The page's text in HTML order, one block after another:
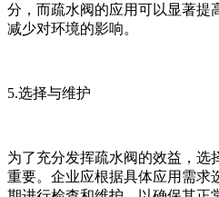
分，而疏水阀的应用可以显著提
减少对环境的影响。
5.选择与维护
为了充分发挥疏水阀的效益，选
重要。企业应根据具体应用需求